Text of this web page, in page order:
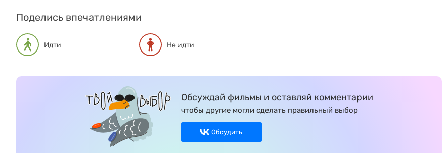
Поделись впечатлениями
Идти Не идти
Обсуждай фильмы и оставляй комментарии
чтобы другие могли сделать правильный выбор
Обсудить